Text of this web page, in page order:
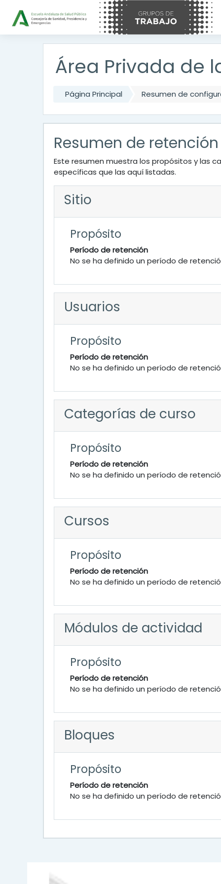
Salta al contenido principal
Área Privada de
Página Principal Resumen de
Resumen de
Este resumen muestra los propósitos y las
específicas que las aquí listadas.
Sitio
Propósito
Período de retención
No se ha definido un período de
Usuarios
Propósito
Período de retención
No se ha definido un período de
Categorías de curso
Propósito
Período de retención
No se ha definido un período de
Cursos
Propósito
Período de retención
No se ha definido un período de
Módulos de actividad
Propósito
Período de retención
No se ha definido un período de
Bloques
Propósito
Período de retención
No se ha definido un período de